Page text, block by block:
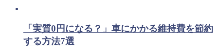
「実質0円になる？」車にかかる維持費を節約
する方法7選